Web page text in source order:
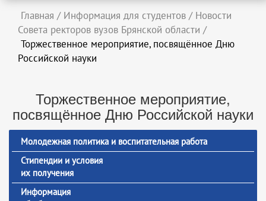
Главная / Информация для студентов / Новости
Совета ректоров вузов Брянской области /
Торжественное мероприятие, посвящённое Дню
Российской науки
Торжественное мероприятие,
посвящённое Дню Российской науки
Молодежная политика и воспитательная работа
Стипендии и условия
их получения
Информация